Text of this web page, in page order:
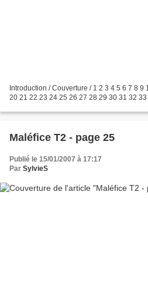
Introduction / Couverture / 1 2 3 4 5 6 7 8
20 21 22 23 24 25 26 27 28 29 30 31 32
Maléfice T2 - page 25
Publié le 15/01/2007 à 17:17
Par SylvieS